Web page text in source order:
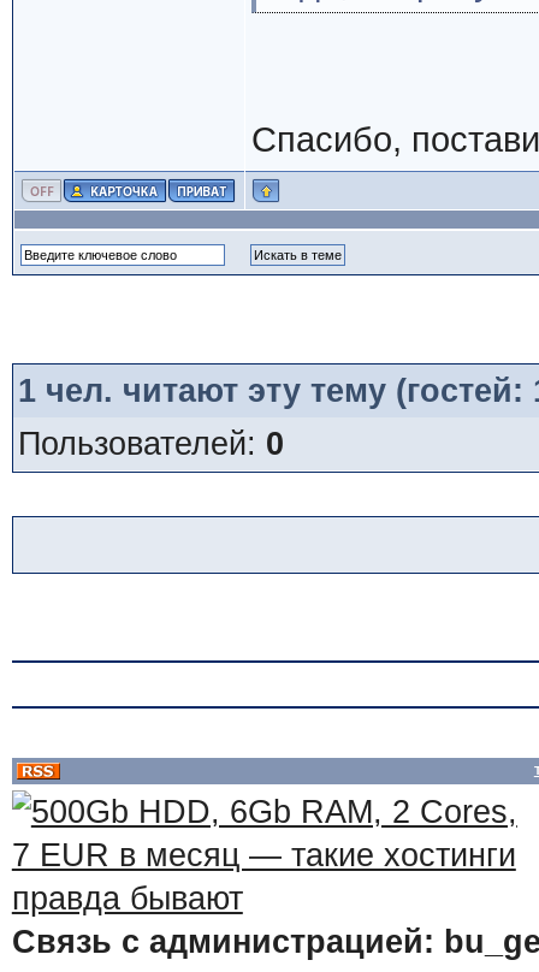
Спасибо,
1чел. читают эту тему
Пользователей: 0
Связь с администрацией: